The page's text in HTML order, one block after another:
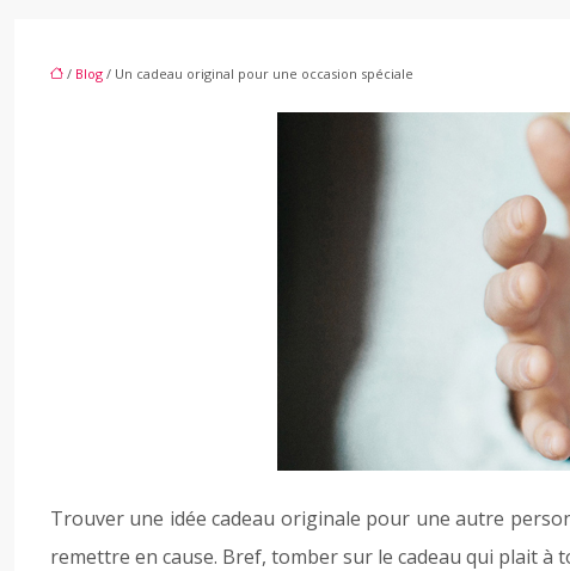
/ Blog / Un cadeau original pour une occasion spéciale
Trouver une idée cadeau originale pour une autre
remettre en cause. Bref, tomber sur le cadeau qui plait à